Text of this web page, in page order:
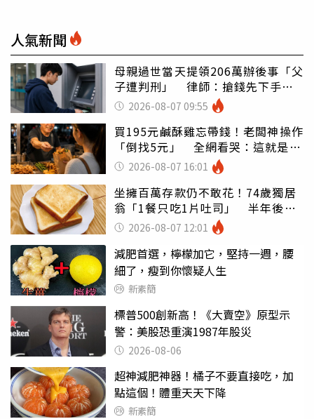
人氣新聞
母親過世當天提領206萬辦後事「父
子遭判刑」 律師：搶錢先下手是
罪 2026-08-07 09:55
買195元鹹酥雞忘帶錢！老闆神操作
「倒找5元」 全網看哭：這就是台
灣 2026-08-07 16:01
坐擁百萬存款仍不敢花！74歲獨居
翁「1餐只吃1片吐司」 半年後暴
瘦嚇壞女兒
2026-08-07 12:01
減肥首選，檸檬加它，堅持一週，腰
細了，瘦到你懷疑人生
新素簡
標普500創新高！《大賣空》原型示
警：美股恐重演1987年股災
2026-08-06
超神減肥神器！橘子不要直接吃，加
點這個！體重天天下降
新素簡